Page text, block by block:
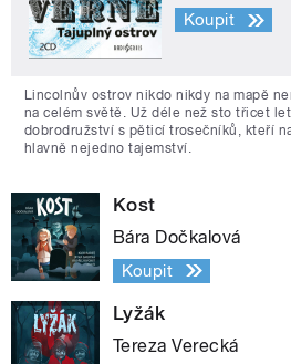
Koupit
Lincolnův ostrov nikdo nikdy na mapě
na celém světě. Už déle než sto třicet
dobrodružství s pěticí trosečníků, kteří
hlavně nejedno tajemství.
Kost
Bára Dočkalová
Koupit
Lyžák
Tereza Verecká